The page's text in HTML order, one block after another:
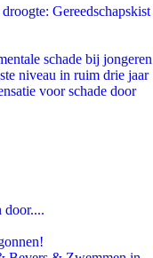
Gereedschapskist
schade bij jongeren
niveau in ruim drie jaar
voor schade door
door....